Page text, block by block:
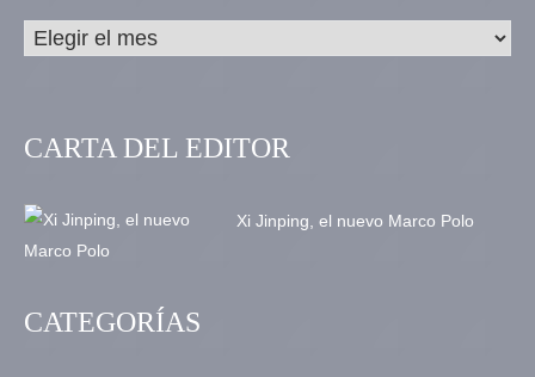
CARTA DEL EDITOR
Xi Jinping, el nuevo Marco Polo
CATEGORÍAS